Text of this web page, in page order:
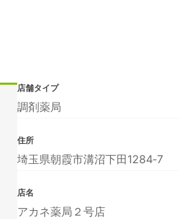
店舗タイプ
調剤薬局
住所
埼玉県朝霞市溝沼下田1284‐7
店名
アカネ薬局２号店